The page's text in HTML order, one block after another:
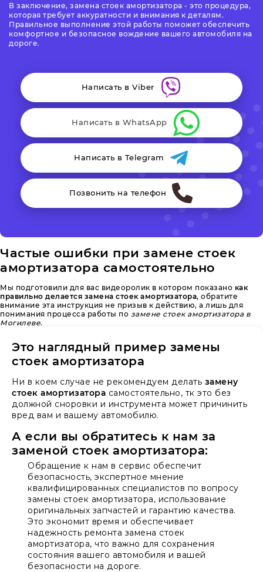
В заключение, замена стоек амортизатора - это процедура,
которая требует аккуратности и внимания к деталям.
Правильное выполнение этой работы поможет обеспечить
комфортное и безопасное вождение вашего автомобиля на
дороге.
Написать в Viber
Написать в WhatsApp
Написать в Telegram
Позвонить на телефон
Частые ошибки при замене стоек
амортизатора самостоятельно
Мы подготовили для вас видеоролик в котором показано как
правильно делается замена стоек амортизатора, обратите
внимание эта инструкция не призыв к действию, а лишь для
понимания процесса работы по замене стоек амортизатора в
Могилеве.
Это наглядный пример замены
стоек амортизатора
Ни в коем случае не рекомендуем делать замену
стоек амортизатора самостоятельно, тк это без
должной сноровки и инструмента может причинить
вред вам и вашему автомобилю.
А если вы обратитесь к нам за
заменой стоек амортизатора:
Обращение к нам в сервис обеспечит
безопасность, экспертное мнение
квалифицированных специалистов по вопросу
замены стоек амортизатора, использование
оригинальных запчастей и гарантию качества.
Это экономит время и обеспечивает
надежность ремонта замена стоек
амортизатора, что важно для сохранения
состояния вашего автомобиля и вашей
безопасности на дороге.